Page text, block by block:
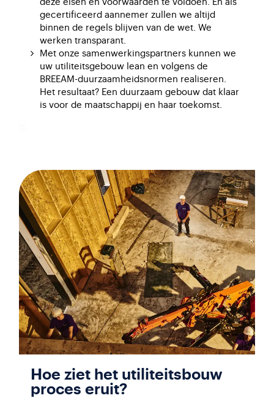
deze eisen en voorwaarden te voldoen. En als
gecertificeerd aannemer zullen we altijd
binnen de regels blijven van de wet. We
werken transparant.
Met onze samenwerkingspartners kunnen we
uw utiliteitsgebouw lean en volgens de
BREEAM-duurzaamheidsnormen realiseren.
Het resultaat? Een duurzaam gebouw dat klaar
is voor de maatschappij en haar toekomst.
Hoe ziet het utiliteitsbouw
proces eruit?